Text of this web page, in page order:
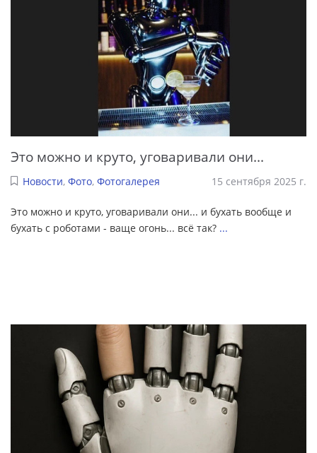
Это можно и круто, уговаривали они...
Новости, Фото, Фотогалерея 15 сентября 2025 г.
Это можно и круто, уговаривали они... и бухать вообще и
бухать с роботами - ваще огонь... всё так? ...